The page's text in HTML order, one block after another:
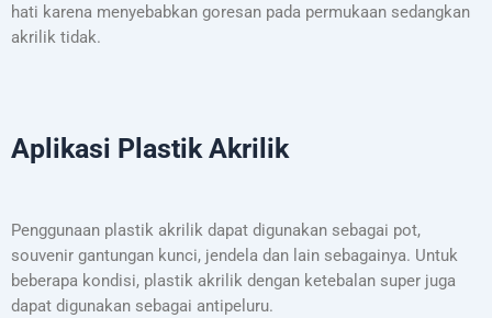
hati karena menyebabkan goresan pada permukaan sedangkan
akrilik tidak.
Aplikasi Plastik Akrilik
Penggunaan plastik akrilik dapat digunakan sebagai pot,
souvenir gantungan kunci, jendela dan lain sebagainya. Untuk
beberapa kondisi, plastik akrilik dengan ketebalan super juga
dapat digunakan sebagai antipeluru.